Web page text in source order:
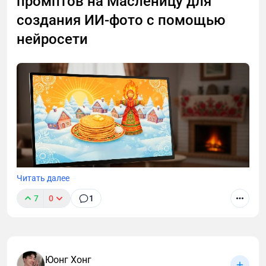
создания ИИ-фото с помощью
нейросети
найдете 20 готовых промптов для создания
Читать далее
7 0 1
Юонг Хонг